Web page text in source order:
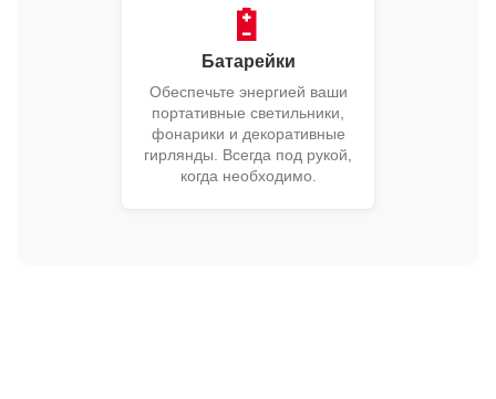
🔋
Батарейки
Обеспечьте энергией ваши
портативные светильники,
фонарики и декоративные
гирлянды. Всегда под рукой,
когда необходимо.